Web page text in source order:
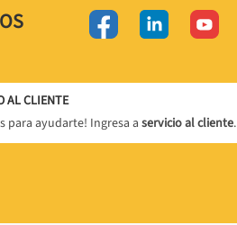
AL CLIENTE
para ayudarte! Ingresa a servicio al cliente.